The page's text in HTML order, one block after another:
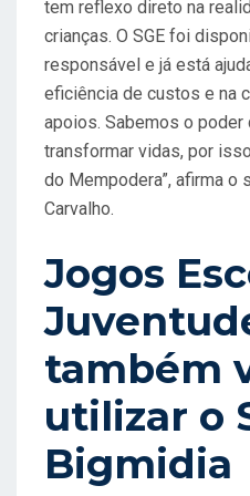
tem reflexo direto na
crianças. O SGE foi
responsável e já está
eficiência de custos e na
apoios. Sabemos o
transformar vidas, por
do Mempodera”, afirma o
Carvalho.
Jogos
também
utilizar o
Bigmidia